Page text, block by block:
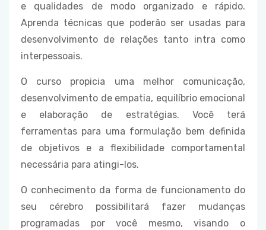
e qualidades de modo organizado e rápido.
Aprenda técnicas que poderão ser usadas para
desenvolvimento de relações tanto intra como
interpessoais.
O curso propicia uma melhor comunicação,
desenvolvimento de empatia, equilíbrio emocional
e elaboração de estratégias. Você terá
ferramentas para uma formulação bem definida
de objetivos e a flexibilidade comportamental
necessária para atingi-los.
O conhecimento da forma de funcionamento do
seu cérebro possibilitará fazer mudanças
programadas por você mesmo, visando o